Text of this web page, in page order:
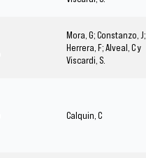
Mora, G; Constanzo, J;
Herrera, F; Alveal, C y
Viscardi, S.
Calquin, C